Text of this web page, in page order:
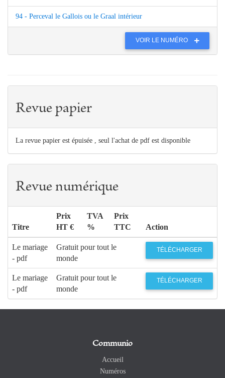
94 - Perceval le Gallois ou le Graal intérieur
VOIR LE NUMÉRO
Revue papier
La revue papier est épuisée , seul l'achat de pdf est disponible
Revue numérique
Titre
Prix
HT €
TVA
%
Prix
TTC
Action
Le mariage
- pdf
Gratuit pour tout le
monde
TÉLÉCHARGER
Le mariage
- pdf
Gratuit pour tout le
monde
TÉLÉCHARGER
Communio
Accueil
Numéros